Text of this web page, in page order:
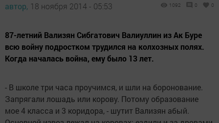
автор, 18 ноября 2014 - 05:53 1092 0 0
87-летний Вализян Сибгатович Валиуллин из Ак Буре
всю войну подростком трудился на колхозных полях.
Когда началась война, ему было 13 лет.
- В школе три часа проучимся, и шли на боронование.
Запрягали лошадь или корову. Потому образование
мое 4 класса и 3 коридора, - шутит Вализян абый.